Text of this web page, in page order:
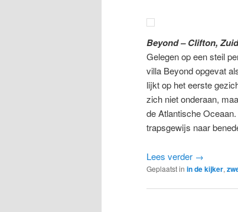
Beyond – Clifton,
Gelegen op een steil
villa Beyond opgevat
lijkt op het eerste
zich niet onderaan,
de Atlantische
trapsgewijs naar
Lees verder →
Geplaatst in in de kijker,